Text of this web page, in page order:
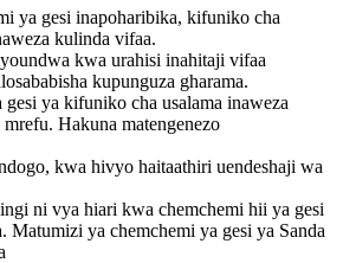
ya gesi inapoharibika, kifuniko cha
kulinda vifaa.
kwa urahisi inahitaji vifaa
kupunguza gharama.
ya kifuniko cha usalama inaweza
Hakuna matengenezo
kwa hivyo haitaathiri uendeshaji wa
ni vya hiari kwa chemchemi hii ya gesi
Matumizi ya chemchemi ya gesi ya Sanda